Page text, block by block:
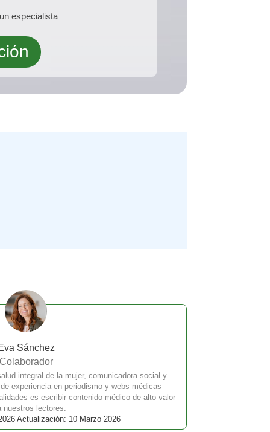
especialista
Sánchez
integral de la mujer, comunicadora social y
experiencia en periodismo y webs médicas
es escribir contenido médico de alto valor
nuestros lectores.
Actualización: 10 Marzo 2026